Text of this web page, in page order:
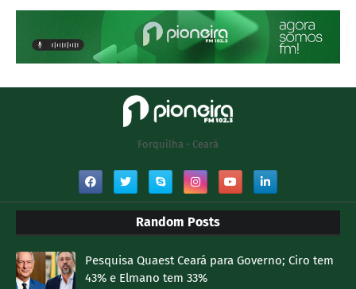
Forquilha - Ceará
Random Posts
Pesquisa Quaest Ceará para Governo; Ciro tem
43% e Elmano tem 33%